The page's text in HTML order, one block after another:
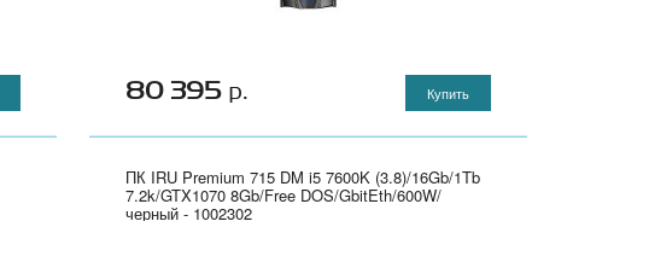
80 395р. Купить
ПК IRU Premium 715 DM i5 7600K (3.8)/16Gb/1Tb
7.2k/GTX1070 8Gb/Free DOS/GbitEth/600W/
черный - 1002302